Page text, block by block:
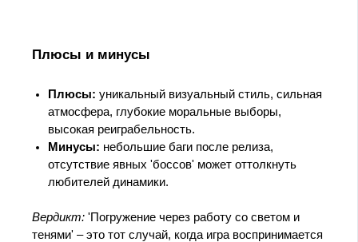
Плюсы и минусы
Плюсы: уникальный визуальный стиль, сильная
атмосфера, глубокие моральные выборы,
высокая реиграбельность.
Минусы: небольшие баги после релиза,
отсутствие явных 'боссов' может оттолкнуть
любителей динамики.
Вердикт:'Погружение через работу со светом и
тенями' – это тот случай, когда игра воспринимается